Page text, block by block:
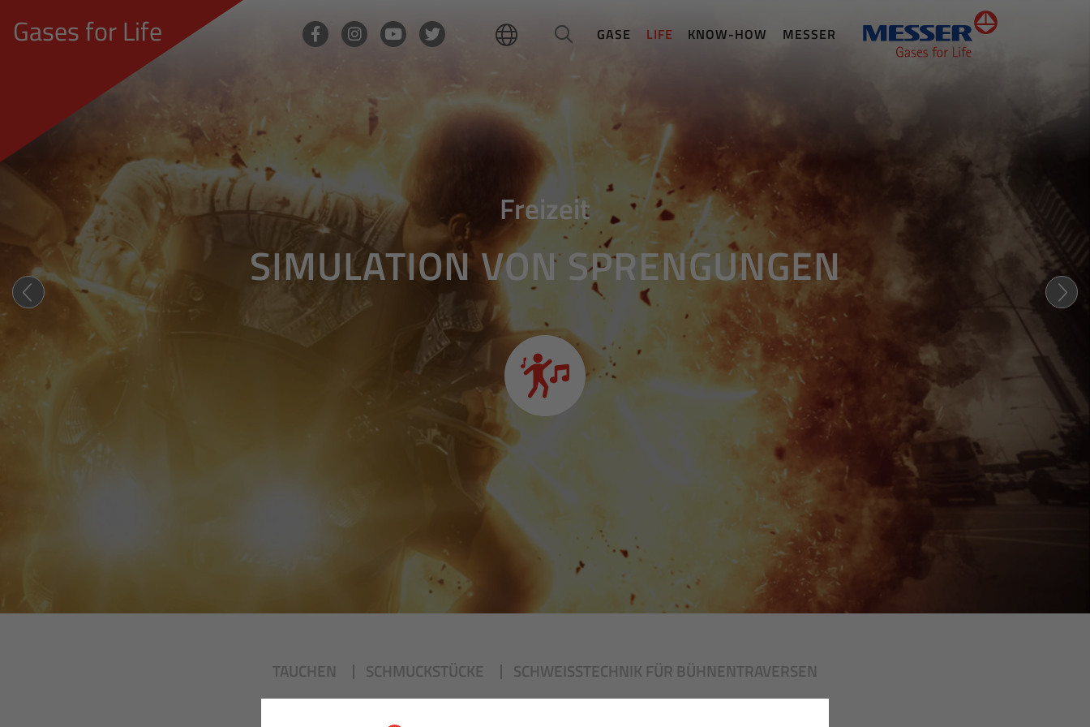
GASE LIFE KNOW-HOW MESSER
Gases for Life
Freizeit
SIMULATION VON SPRENGUNGEN
So (un-) gefährlich!
TAUCHEN SCHMUCKSTÜCKE
SCHWEISSTECHNIK FÜR BÜHNENTRAVERSEN